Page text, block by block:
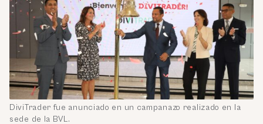
DiviTrader fue anunciado en un campanazo realizado en la
sede de la BVL.